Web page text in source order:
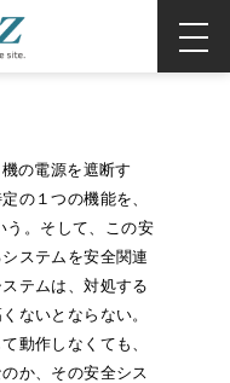
の電源を遮断す
の１つの機能を、
。そして、この安
ステムを安全関連
テムは、対処する
ないとならない。
動作しなくても、
か、その安全シス